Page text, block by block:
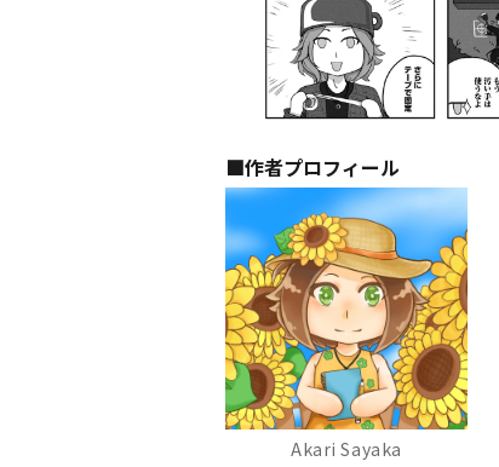
■作者プロフィール
Akari Sayaka